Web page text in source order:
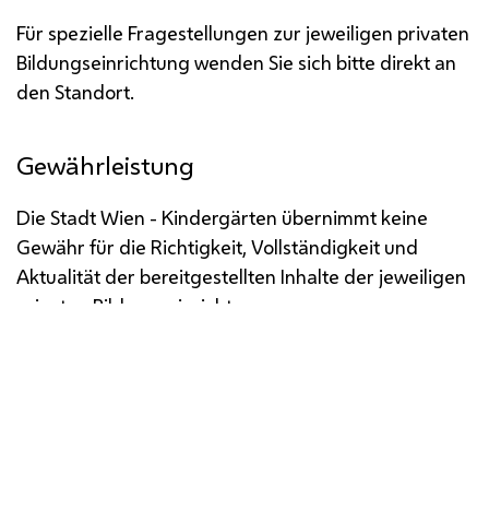
Für spezielle Fragestellungen zur jeweiligen privaten
Bildungseinrichtung wenden Sie sich bitte direkt an
den Standort.
Gewährleistung
Die Stadt Wien - Kindergärten übernimmt keine
Gewähr für die Richtigkeit, Vollständigkeit und
Aktualität der bereitgestellten Inhalte der jeweiligen
privaten Bildungseinrichtung.